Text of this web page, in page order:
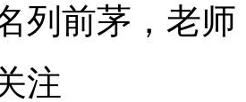
列前茅，老师
注